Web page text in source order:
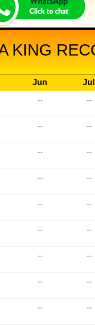
KING
Jun Jul
-- --
-- --
-- --
-- --
-- --
-- --
-- --
-- --
-- --